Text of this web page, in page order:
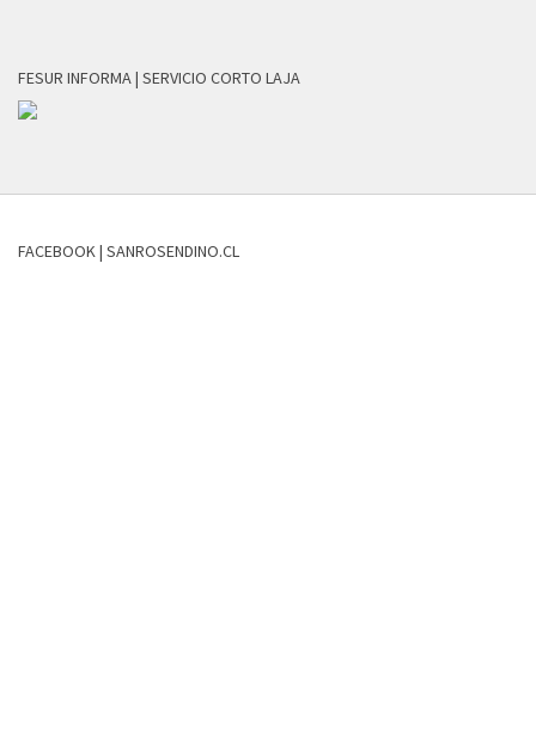
FESUR INFORMA | SERVICIO CORTO LAJA
FACEBOOK | SANROSENDINO.CL